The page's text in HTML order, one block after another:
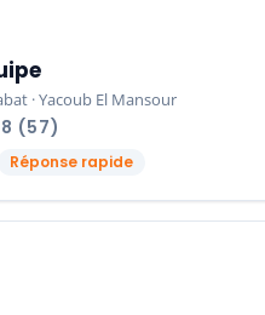
· Yacoub El Mansour
(57)
Réponse rapide